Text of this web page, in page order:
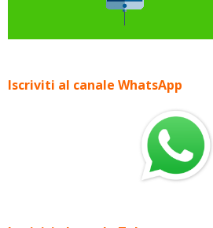
Iscriviti al canale WhatsApp